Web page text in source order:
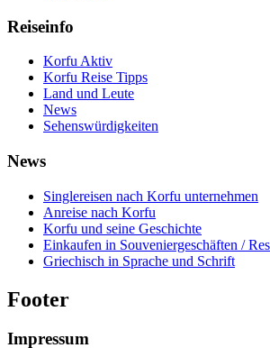
Reiseinfo
Korfu Aktiv
Korfu Reise Tipps
Land und Leute
News
Sehenswürdigkeiten
News
Singlereisen nach Korfu unternehmen
Anreise nach Korfu
Korfu und seine Geschichte
Einkaufen in Souveniergeschäften /
Griechisch in Sprache und Schrift
Footer
Impressum